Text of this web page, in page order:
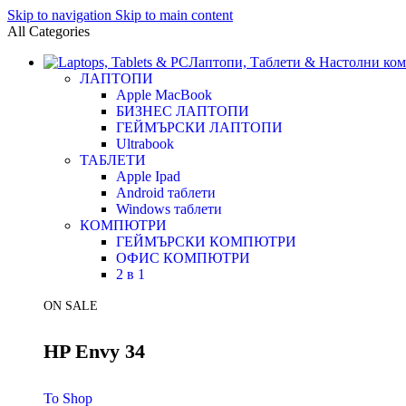
Skip to navigation Skip to main content
All Categories
Лаптопи, Таблети & Настолни
ЛАПТОПИ
Apple MacBook
БИЗНЕС ЛАПТОПИ
ГЕЙМЪРСКИ ЛАПТОПИ
Ultrabook
ТАБЛЕТИ
Apple Ipad
Android таблети
Windows таблети
КОМПЮТРИ
ГЕЙМЪРСКИ КОМПЮТРИ
ОФИС КОМПЮТРИ
2 в 1
ON SALE
HP Envy 34
To Shop